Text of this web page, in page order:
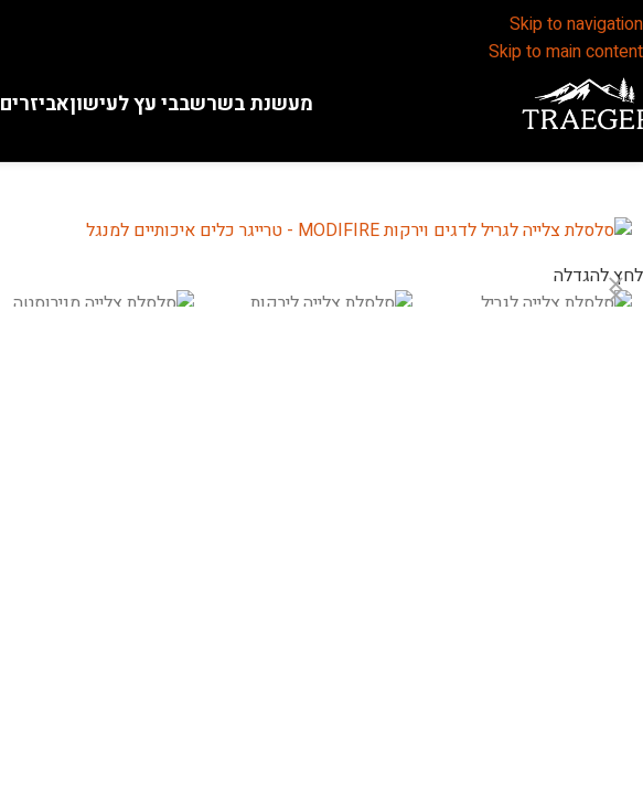
Skip to navigation
Skip to main content
מעשנת בשרשבבי עץ לעישוןאביזרים
לחץ להגדלה